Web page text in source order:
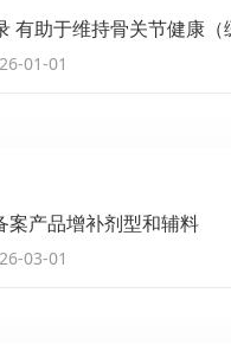
有助于维持骨关节健康
01-01
案产品增补剂型和辅料
03-01